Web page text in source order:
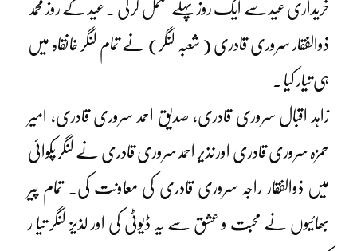
خریداری عید سے ایک روز پہلے مکمل کر لی ۔ عید کے روز محمد
ذوالفقار سروری قادری ( شعبہ لنگر) نے تمام لنگر خانقاہ میں
ہی تیار کیا ۔
زاہد اقبال سروری قادری، صدیق احمد سروری قادری، امیر
حمزہ سروری قادری اور نذیر احمد سروری قادری نے لنگر پکوائی
میں ذوالفقار راجہ سروری قادری کی معاونت کی۔ تمام پیر
بھائیوں نے محبت و عشق سے یہ ڈیوٹی کی اور لذیز لنگر تیا ر